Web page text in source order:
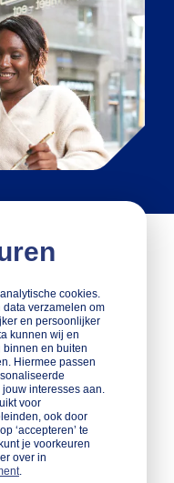
cookies.
verzamelen om
en persoonlijker
kunnen wij en
en buiten
Hiermee passen
interesses aan.
voor
ook door
‘accepteren’ te
je voorkeuren
over in
.
van
niet bij
groeide, groeiden
Qredits wordt
Peek. "Sparren
in mijn
je een pand,